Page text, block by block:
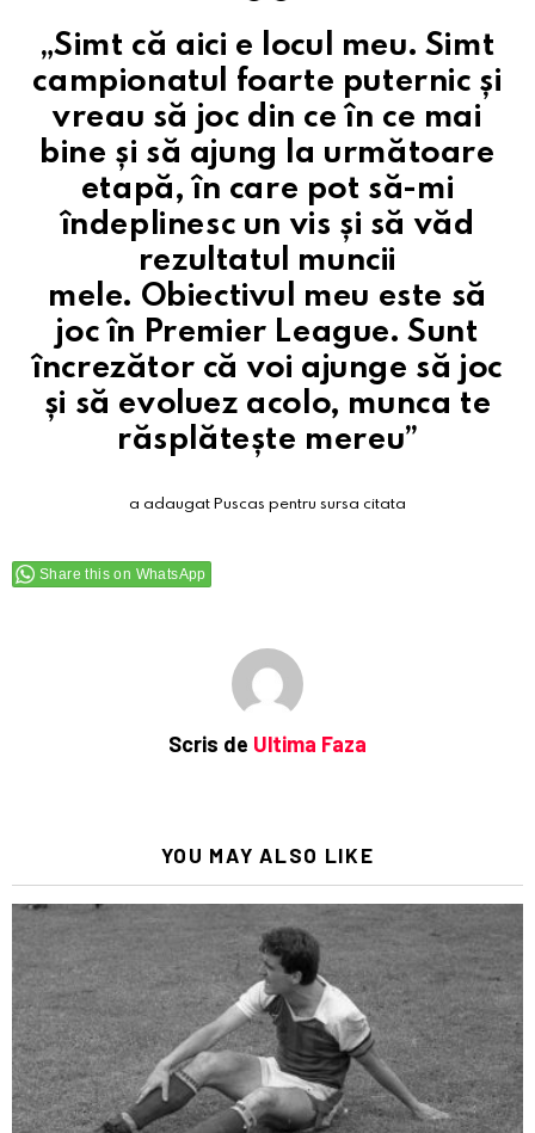
„Simt că aici e locul meu. Simt
campionatul foarte puternic și
vreau să joc din ce în ce mai
bine și să ajung la următoare
etapă, în care pot să-mi
îndeplinesc un vis și să văd
rezultatul muncii
mele. Obiectivul meu este să
joc în Premier League. Sunt
încrezător că voi ajunge să joc
și să evoluez acolo, munca te
răsplătește mereu”
a adaugat Puscas pentru sursa citata
Share this on WhatsApp
Scris de Ultima Faza
YOU MAY ALSO LIKE